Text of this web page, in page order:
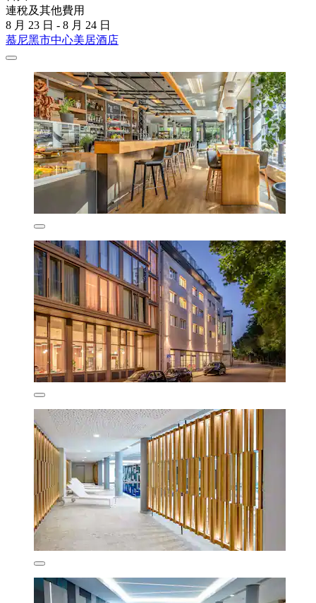
連稅及其他費用
8 月 23 日 - 8 月 24 日
慕尼黑市中心美居酒店